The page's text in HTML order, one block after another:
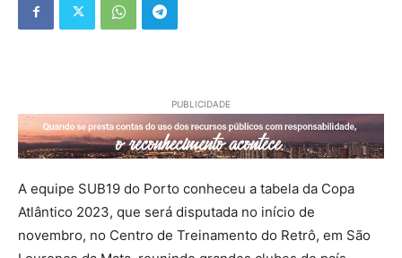
PUBLICIDADE
A equipe SUB19 do Porto conheceu a tabela da Copa
Atlântico 2023, que será disputada no início de
novembro, no Centro de Treinamento do Retrô, em São